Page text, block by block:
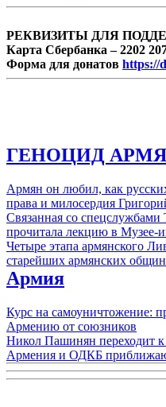
РЕКВИЗИТЫ ДЛЯ
Карта Сбербанка – 2202
Форма для донатов https://
ГЕНОЦИД
Армян он любил, как
права и милосердия
Связанная со
прочитала лекцию в Музее-
Четыре этапа армянского
старейших армянских
Армия
Курс на самоуничтожение:
Армению от союзников
Никол Пашинян переходит
Армения и ОДКБ